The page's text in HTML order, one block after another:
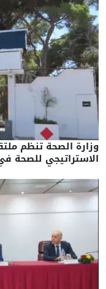
وزارة الصحة تنظم
الاستراتيجي للصحة في